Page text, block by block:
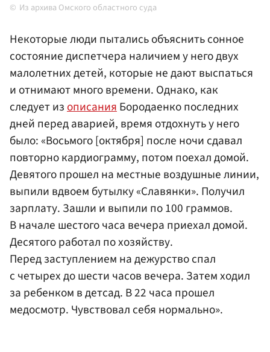
Из архива Омского областного суда
Некоторые люди пытались объяснить сонное
состояние диспетчера наличием у него двух
малолетних детей, которые не дают выспаться
и отнимают много времени. Однако, как
следует изописанияБородаенко последних
дней перед аварией, время отдохнуть у него
было: «Восьмого [октября] после ночи сдавал
повторно кардиограмму, потом поехал домой.
Девятого прошел на местные воздушные линии,
выпили вдвоем бутылку «Славянки». Получил
зарплату. Зашли и выпили по 100 граммов.
В начале шестого часа вечера приехал домой.
Десятого работал по хозяйству.
Перед заступлением на дежурство спал
с четырех до шести часов вечера. Затем ходил
за ребенком в детсад. В 22 часа прошел
медосмотр. Чувствовал себя нормально».